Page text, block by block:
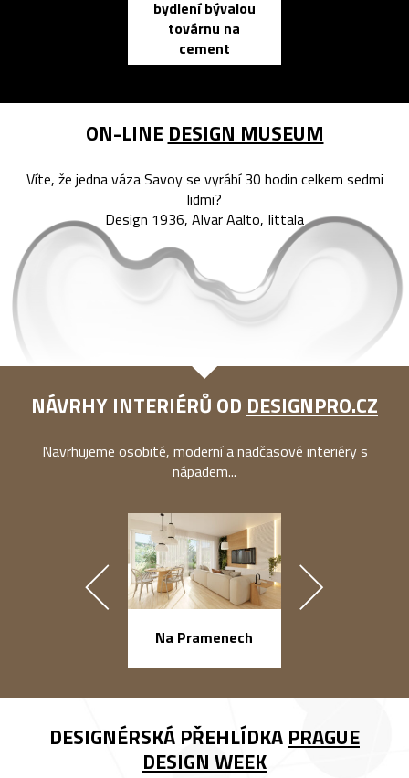
bydlení bývalou
továrnu na
cement
ON-LINE DESIGN MUSEUM
Víte, že jedna váza Savoy se vyrábí 30 hodin celkem sedmi
lidmi?
Design 1936, Alvar Aalto, Iittala
NÁVRHY INTERIÉRŮ OD DESIGNPRO.CZ
Navrhujeme osobité, moderní a nadčasové interiéry s
nápadem...
Na Pramenech
DESIGNÉRSKÁ PŘEHLÍDKA PRAGUE
DESIGN WEEK